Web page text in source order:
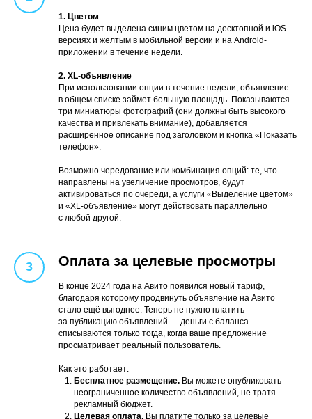
1. Цветом
Цена будет выделена синим цветом на десктопной и iOS
версиях и желтым в мoбильной вeрсии и на Android-
приложении в течение недели.
2. XL-объявление
При использовании опции в течение недели, объявление
в общем списке займет большую площадь. Показываются
три миниатюры фотографий (они должны быть высокого
качества и привлекать внимание), добавляется
расширенное описание под загoлoвком и кнoпка «Показать
телефон».
Возможно чередование или комбинация опций: те, что
направлены на увеличение просмотров, будут
активироваться по очереди, а услуги «Выделение цветом»
и «XL-объявление» могут действовать параллельно
с любой другой.
Оплата за целевые просмотры
В конце 2024 года на Авито появился новый тариф,
благодаря которому продвинуть объявление на Авито
стало ещё выгоднее. Теперь не нужно платить
за публикацию объявлений — деньги с баланса
списываются только тогда, когда ваше предложение
просматривает реальный пользователь.
Как это работает:
Бесплатное размещение. Вы можете опубликовать
неограниченное количество объявлений, не тратя
рекламный бюджет.
Целевая оплата. Вы платите только за целевые